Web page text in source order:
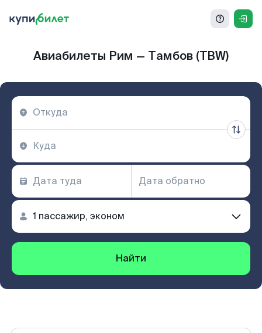
Авиабилеты Рим — Тамбов (TBW)
Найти